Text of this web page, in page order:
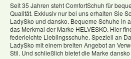
Seit 35 Jahren steht ComfortSchuh für
Qualität. Exklusiv nur bei uns erhalten Sie
LadySko und dansko. Bequeme Schuhe in
das Merkmal der Marke HELVESKO. Hier
federleichte Lieblingsschuhe. Speziell an
LadySko mit einem breiten Angebot an
Stil. Und schließlich bietet die Marke